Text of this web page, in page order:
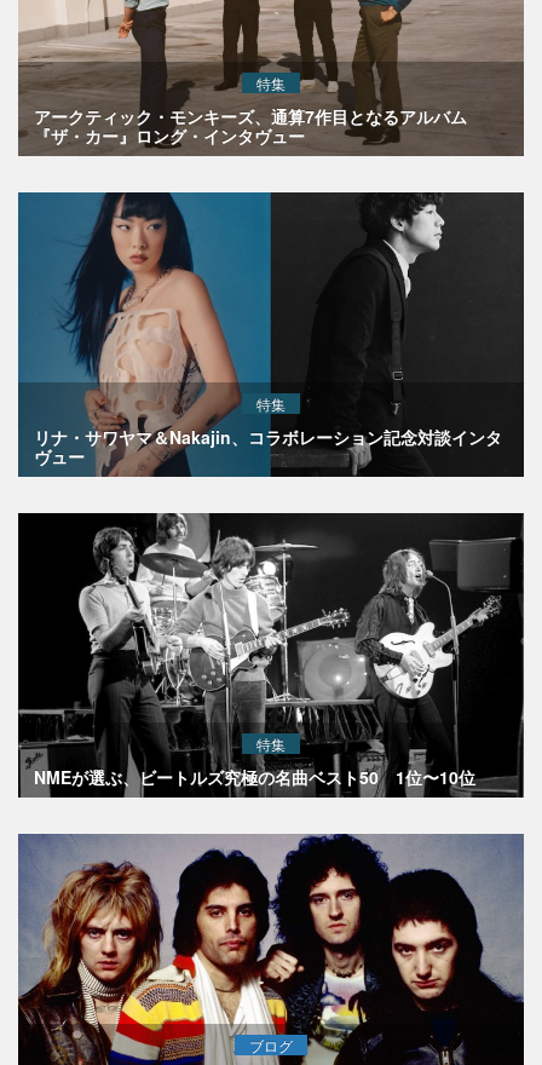
特集
アークティック・モンキーズ、通算7作目となるアルバム
『ザ・カー』ロング・インタヴュー
特集
リナ・サワヤマ＆Nakajin、コラボレーション記念対談インタ
ヴュー
特集
NMEが選ぶ、ビートルズ究極の名曲ベスト50 1位〜10位
ブログ